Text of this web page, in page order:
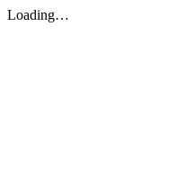
Loading…